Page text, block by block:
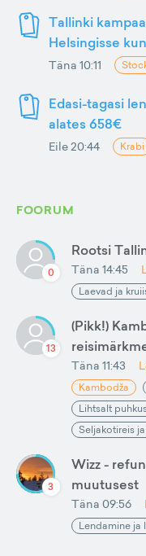
Tallinki
Helsingisse
Täna 10:11
Edasi-tagasi
alates 658€
Eile 20:44 Krabi
FOORUM
0
Rootsi
Täna 14:45
Laevad ja
13
(Pikk!)
Täna 11:43
Kambodža
Lihtsalt
Seljakotireis
3
Wizz -
muutusest
Täna 09:56
Lendamine ja